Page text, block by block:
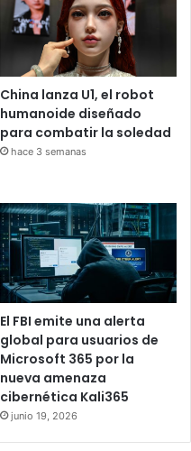
China lanza U1, el robot
humanoide diseñado
para combatir la soledad
hace 3 semanas
El FBI emite una alerta
global para usuarios de
Microsoft 365 por la
nueva amenaza
cibernética Kali365
junio 19, 2026